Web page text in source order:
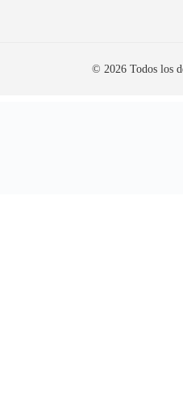
© 2026 Todos los